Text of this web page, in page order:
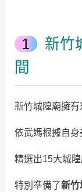
新竹
間
新竹城隍廟擁有
依武媽根據自身
精選出15大城
特別準備了新竹